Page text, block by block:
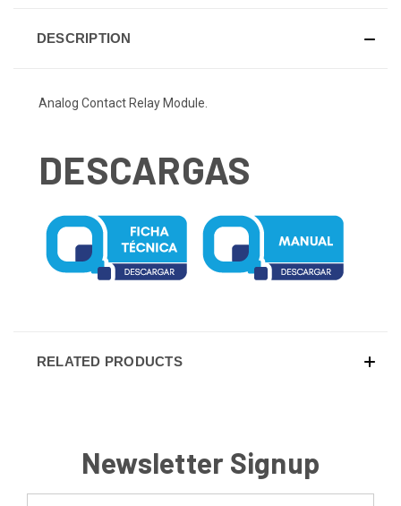
DESCRIPTION
Analog Contact Relay Module.
DESCARGAS
RELATED PRODUCTS
Newsletter Signup